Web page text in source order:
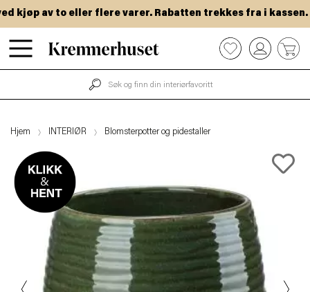
Hopp
til
kjøp av to eller flere varer. Rabatten trekkes fra i kassen.
0
Hjem INTERIØR Blomsterpotter og pidestaller